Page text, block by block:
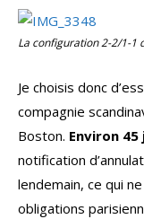
La configuration 2-2/1-1
Je choisis donc
compagnie
Boston. Environ
notification
lendemain, ce qui
obligations